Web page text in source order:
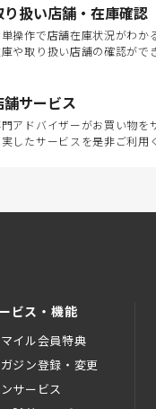
り扱い店舗・在庫確認
操作で店舗在庫状況がわか
や取り扱い店舗の確認がで
舗サービス
アドバイザーがお買い物を
したサービスを是非ご利用
ビス・機能
イル会員特典
ジン登録・変更
サービス